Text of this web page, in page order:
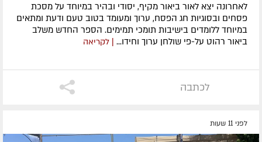
לאחרונה ​יצא לאור ביאור מקיף, יסודי ובהיר במיוחד על מסכת
פסחים ובסוגיות חג הפסח, ערוך ומעומד בטוב טעם ודעת ומתאים
במיוחד ללומדים בישיבות תומכי תמימים. ​הספר החדש משלב
ביאור רהוט על-פי שולחן ערוך וחידו...
| לקריאה
לכתבה
לפני 11 שעות